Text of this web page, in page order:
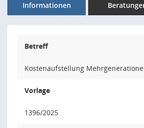
Informationen
Betreff
Kostenaufstellung
Vorlage
1396/2025